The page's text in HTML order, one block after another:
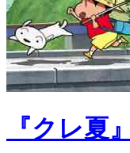
『クレ夏